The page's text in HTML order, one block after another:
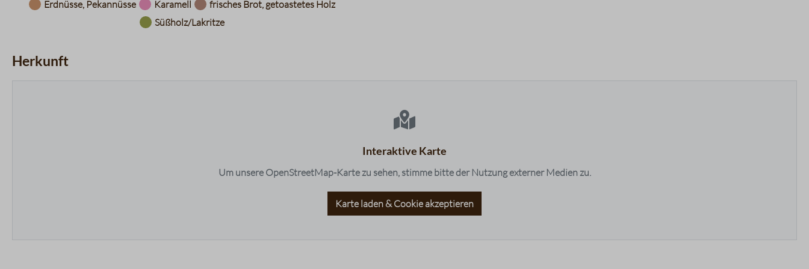
Erdnüsse, Pekannüsse Karamell
frisches Brot, getoastetes Holz
Süßholz/Lakritze
Herkunft
Interaktive Karte
Um unsere OpenStreetMap-Karte zu sehen, stimme bitte der Nutzung externer Medien zu.
Karte laden & Cookie akzeptieren